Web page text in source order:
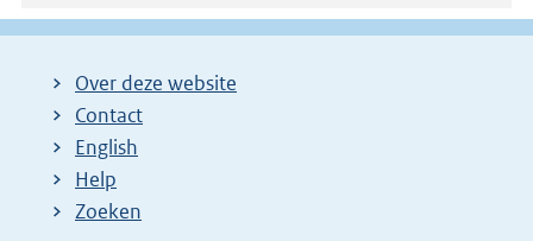
Over deze website
Contact
English
Help
Zoeken